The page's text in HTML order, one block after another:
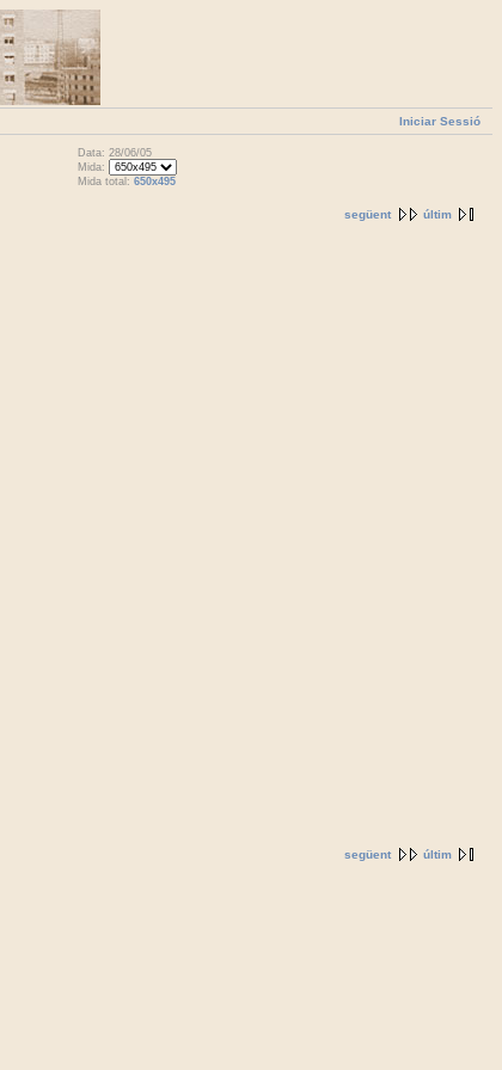
Iniciar Sessió
Data: 28/06/05
Mida:
Mida total: 650x495
següent últim
següent últim